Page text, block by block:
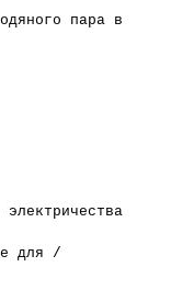
пара в
для /